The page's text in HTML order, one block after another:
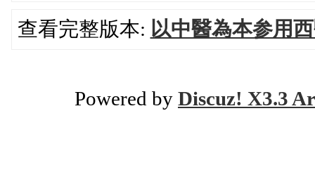
查看完整版本: 以中醫為本参用
Powered by Discuz! X3.3